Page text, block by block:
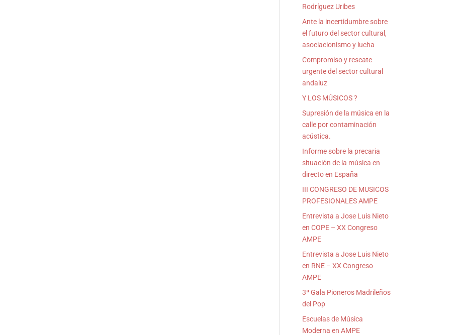
Rodríguez Uribes
Ante la incertidumbre sobre
el futuro del sector cultural,
asociacionismo y lucha
Compromiso y rescate
urgente del sector cultural
andaluz
Y LOS MÚSICOS ?
Supresión de la música en la
calle por contaminación
acústica.
Informe sobre la precaria
situación de la música en
directo en España
III CONGRESO DE MUSICOS
PROFESIONALES AMPE
Entrevista a Jose Luis Nieto
en COPE – XX Congreso
AMPE
Entrevista a Jose Luis Nieto
en RNE – XX Congreso
AMPE
3ª Gala Pioneros Madrileños
del Pop
Escuelas de Música
Moderna en AMPE